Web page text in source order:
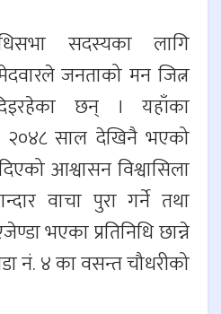
सदस्यका लागि
जनताको मन जित्न
छन् । यहाँका
२०४८ साल देखिनै भएको
आश्वासन विश्वासिला
वाचा पुरा गर्ने तथा
भएका प्रतिनिधि छान्ने
नं. ४ का वसन्त चौधरीको